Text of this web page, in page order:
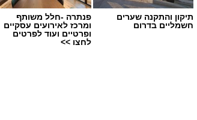
תיקון והתקנה שערים
חשמליים בדרום
פנתרה -חלל משותף
ומרכז לאירועים עסקיים
ופרטיים ועוד לפרטים
לחצו >>